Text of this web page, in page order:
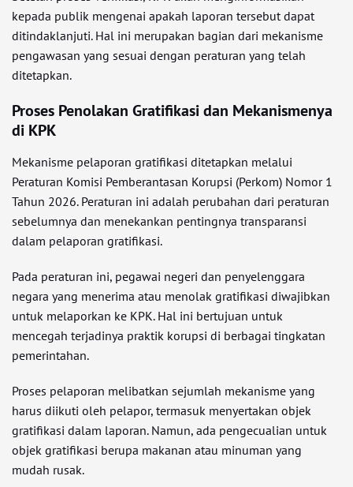
kepada publik mengenai apakah laporan tersebut dapat
ditindaklanjuti. Hal ini merupakan bagian dari mekanisme
pengawasan yang sesuai dengan peraturan yang telah
ditetapkan.
Proses Penolakan Gratifikasi dan Mekanismenya
di KPK
Mekanisme pelaporan gratifikasi ditetapkan melalui
Peraturan Komisi Pemberantasan Korupsi (Perkom) Nomor 1
Tahun 2026. Peraturan ini adalah perubahan dari peraturan
sebelumnya dan menekankan pentingnya transparansi
dalam pelaporan gratifikasi.
Pada peraturan ini, pegawai negeri dan penyelenggara
negara yang menerima atau menolak gratifikasi diwajibkan
untuk melaporkan ke KPK. Hal ini bertujuan untuk
mencegah terjadinya praktik korupsi di berbagai tingkatan
pemerintahan.
Proses pelaporan melibatkan sejumlah mekanisme yang
harus diikuti oleh pelapor, termasuk menyertakan objek
gratifikasi dalam laporan. Namun, ada pengecualian untuk
objek gratifikasi berupa makanan atau minuman yang
mudah rusak.